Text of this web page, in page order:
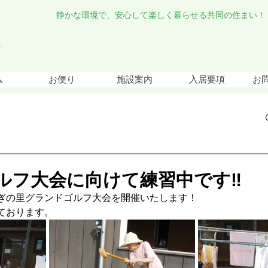
静かな環境で、安心して楽しく暮らせる共同の住まい！
お便り 施設案内 入居要項 お
フ大会に向けて練習中です‼
の里グランドゴルフ大会を開催いたします！
ります。